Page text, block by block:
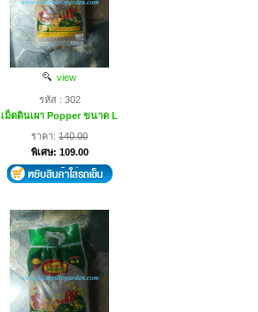
view
รหัส : 302
เม็ดดินเผา Popper ขนาด L
ราคา: 140.00
พิเศษ: 109.00